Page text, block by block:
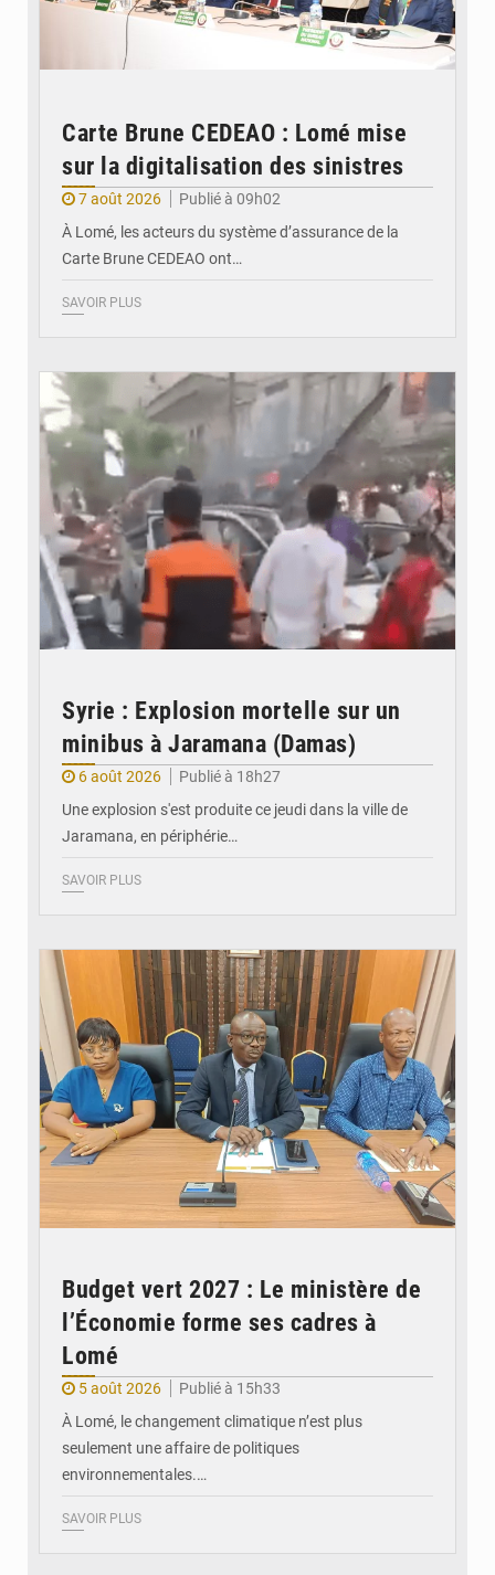
Carte Brune CEDEAO : Lomé mise
sur la digitalisation des sinistres
7 août 2026
Publié à 09h02
À Lomé, les acteurs du système d’assurance de la
Carte Brune CEDEAO ont…
SAVOIR PLUS
Syrie : Explosion mortelle sur un
minibus à Jaramana (Damas)
6 août 2026
Publié à 18h27
Une explosion s'est produite ce jeudi dans la ville de
Jaramana, en périphérie…
SAVOIR PLUS
Budget vert 2027 : Le ministère de
l’Économie forme ses cadres à
Lomé
5 août 2026
Publié à 15h33
À Lomé, le changement climatique n’est plus
seulement une affaire de politiques
environnementales.…
SAVOIR PLUS